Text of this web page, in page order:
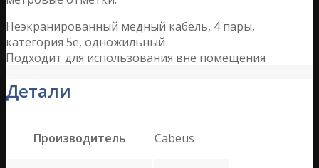
Неэкранированный медный кабель, 4 пары,
категория 5e, одножильный
Подходит для использования вне помещения
Детали
Производитель Cabeus